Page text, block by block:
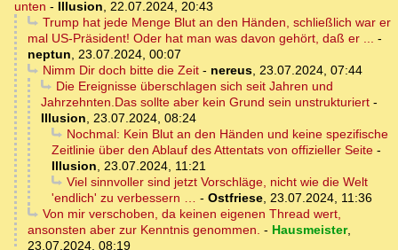
unten - Illusion, 22.07.2024, 20:43
Trump hat jede Menge Blut an den Händen, schließlich war er
mal US-Präsident! Oder hat man was davon gehört, daß er ... -
neptun, 23.07.2024, 00:07
Nimm Dir doch bitte die Zeit- nereus, 23.07.2024, 07:44
Die Ereignisse überschlagen sich seit Jahren und
Jahrzehnten.Das sollte aber kein Grund sein unstrukturiert -
Illusion, 23.07.2024, 08:24
Nochmal: Kein Blut an den Händen und keine spezifische
Zeitlinie über den Ablauf des Attentats von offizieller Seite -
Illusion, 23.07.2024, 11:21
Viel sinnvoller sind jetzt Vorschläge, nicht wie die Welt
'endlich' zu verbessern … - Ostfriese, 23.07.2024, 11:36
Von mir verschoben, da keinen eigenen Thread wert,
ansonsten aber zur Kenntnis genommen. - Hausmeister,
23.07.2024, 08:19